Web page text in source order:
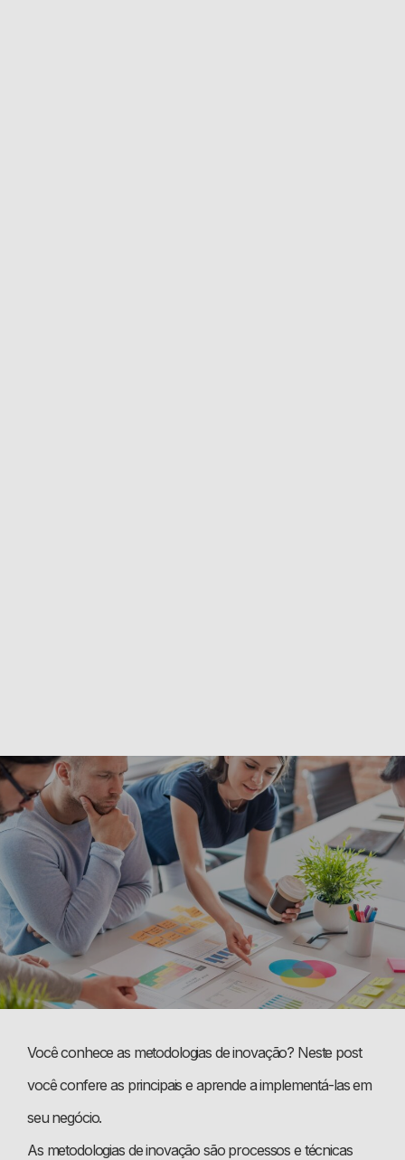
Você conhece as metodologias de inovação? Neste post
você confere as principais e aprende a implementá-las em
seu negócio.
As metodologias de inovação são processos e técnicas